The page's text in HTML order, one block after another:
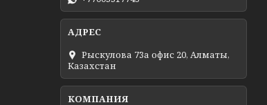
Рыскулова 73а офис 20, Алматы,
Казахстан